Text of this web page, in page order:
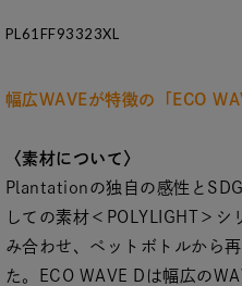
PL61FF93323XL
幅広WAVEが特徴の「ECO
〈素材について〉
Plantationの独自の感性と
しての素材＜POLYLIGHT＞
み合わせ、ペットボトルから
た。ECO WAVE Dは幅広の